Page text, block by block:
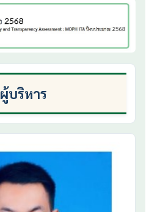
ผู้บริหาร